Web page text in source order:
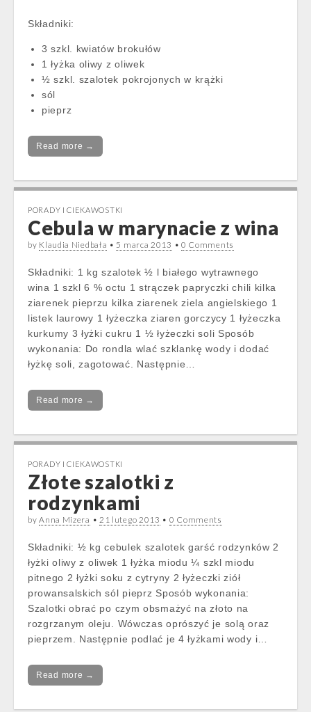
Składniki:
3 szkl. kwiatów brokułów
1 łyżka oliwy z oliwek
½ szkl. szalotek pokrojonych w krążki
sól
pieprz
Read more →
PORADY I CIEKAWOSTKI
Cebula w marynacie z wina
by Klaudia Niedbała • 5 marca 2013 • 0 Comments
Składniki: 1 kg szalotek ½ l białego wytrawnego
wina 1 szkl 6 % octu 1 strączek papryczki chili kilka
ziarenek pieprzu kilka ziarenek ziela angielskiego 1
listek laurowy 1 łyżeczka ziaren gorczycy 1 łyżeczka
kurkumy 3 łyżki cukru 1 ½ łyżeczki soli Sposób
wykonania: Do rondla wlać szklankę wody i dodać
łyżkę soli, zagotować. Następnie…
Read more →
PORADY I CIEKAWOSTKI
Złote szalotki z
rodzynkami
byAnna Mizera • 21 lutego 2013 • 0 Comments
Składniki: ½ kg cebulek szalotek garść rodzynków 2
łyżki oliwy z oliwek 1 łyżka miodu ¼ szkl miodu
pitnego 2 łyżki soku z cytryny 2 łyżeczki ziół
prowansalskich sól pieprz Sposób wykonania:
Szalotki obrać po czym obsmażyć na złoto na
rozgrzanym oleju. Wówczas oprószyć je solą oraz
pieprzem. Następnie podlać je 4 łyżkami wody i…
Read more →